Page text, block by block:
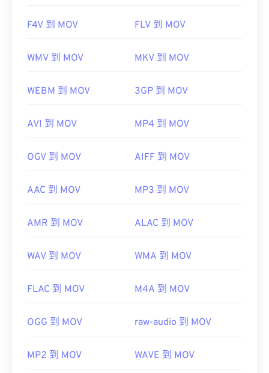
F4V 到 MOV FLV 到 MOV
WMV 到 MOV MKV 到 MOV
WEBM 到 MOV 3GP 到 MOV
AVI 到 MOV MP4 到 MOV
OGV 到 MOV AIFF 到 MOV
AAC 到 MOV MP3 到 MOV
AMR 到 MOV ALAC 到 MOV
WAV 到 MOV WMA 到 MOV
FLAC 到 MOV M4A 到 MOV
OGG 到 MOV raw-audio 到 MOV
MP2 到 MOV WAVE 到 MOV